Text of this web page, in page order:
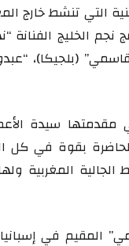
التي تنشط خارج
نجم الخليج الفنانة
(بلجيكا)، “عبدو
مقدمتها سيدة
بقوة في كل
الجالية المغربية